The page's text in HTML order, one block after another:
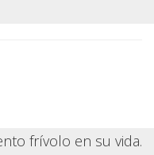
frívolo en su vida.